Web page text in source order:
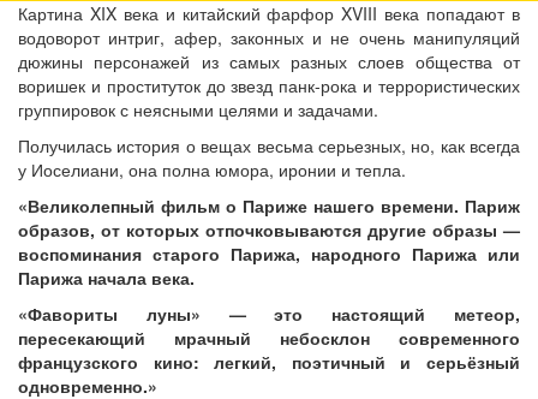
Картина XIX века и китайский фарфор XVIII века попадают в
водоворот интриг, афер, законных и не очень манипуляций
дюжины персонажей из самых разных слоев общества от
воришек и проституток до звезд панк-рока и террористических
группировок с неясными целями и задачами.
Получилась история о вещах весьма серьезных, но, как всегда
у Иоселиани, она полна юмора, иронии и тепла.
«Великолепный фильм о Париже нашего времени. Париж
образов, от которых отпочковываются другие образы —
воспоминания старого Парижа, народного Парижа или
Парижа начала века.
«Фавориты луны» — это настоящий метеор,
пересекающий мрачный небосклон современного
французского кино: легкий, поэтичный и серьёзный
одновременно.»